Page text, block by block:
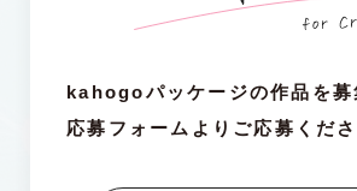
kahogoパッケージの作品を募
応募フォームよりご応募くださ